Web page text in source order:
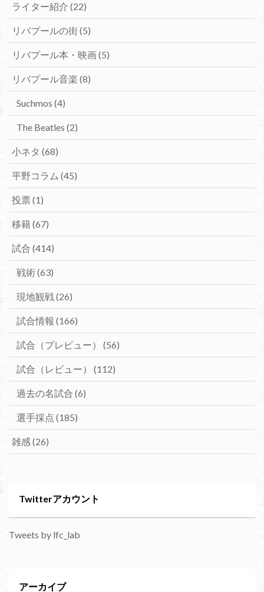
ライター紹介 (22)
リバプールの街(5)
リバプール本・映画(5)
リバプール音楽 (8)
Suchmos (4)
The Beatles (2)
小ネタ (68)
平野コラム (45)
投票 (1)
移籍(67)
試合 (414)
戦術(63)
現地観戦(26)
試合情報 (166)
試合（プレビュー） (56)
試合（レビュー） (112)
過去の名試合 (6)
選手採点 (185)
雑感(26)
Twitterアカウント
Tweets by lfc_lab
アーカイブ